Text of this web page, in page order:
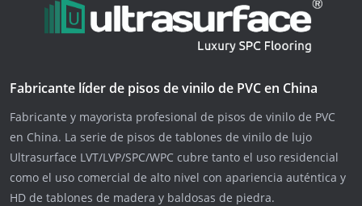
Fabricante líder de pisos de vinilo de PVC en China
Fabricante y mayorista profesional de pisos de vinilo de PVC
en China. La serie de pisos de tablones de vinilo de lujo
Ultrasurface LVT/LVP/SPC/WPC cubre tanto el uso residencial
como el uso comercial de alto nivel con apariencia auténtica y
HD de tablones de madera y baldosas de piedra.